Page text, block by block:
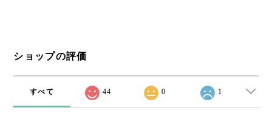
ショップの評価
すべて 44 0 1